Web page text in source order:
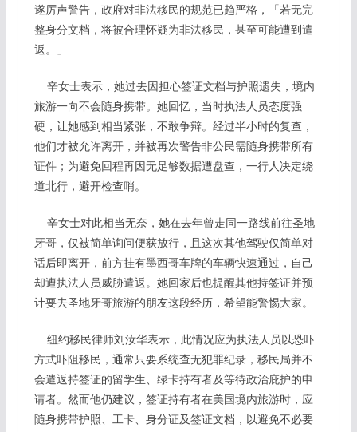
遂厉声警告，政府对非法移民的规范已趋严格，「若无完
整身分文档，将被合理怀疑为非法移民，甚至可能遭到遣
返。」
辛女士表示，她过去因担心签证文档与护照遗失，境内
旅游一向不会随身携带。她回忆，当时执法人员态度强
硬，让她感到相当紧张，不敢争辩。经过半小时的复查，
他们才被允许离开，并被再次警告非公民需随身携带所有
证件；为避免回程再因无足够数据遭盘查，一行人决定绕
道北行，避开检查哨。
辛女士对此相当无奈，她在去年曾走同一路线前往圣地
牙哥，仅被简单询问便获放行，且这次其他驾驶仅简单对
话后即离开，前方挂有墨西哥车牌的车辆快速通过，自己
却遭执法人员威胁遣返。她回家后也提醒其他持签证并预
计要去圣地牙哥旅游的朋友这段经历，希望能警惕大家。
纽约移民律师刘汝华表示，此情况应为执法人员以恐吓
方式吓阻移民，通常只要系统查无犯罪纪录，移民局并不
会遣返持签证的留学生、绿卡持有者及等待政治庇护的申
请者。然而他仍建议，签证持有者在美国境内旅游时，应
随身携带护照、工卡、身分证及签证文档，以避免不必要